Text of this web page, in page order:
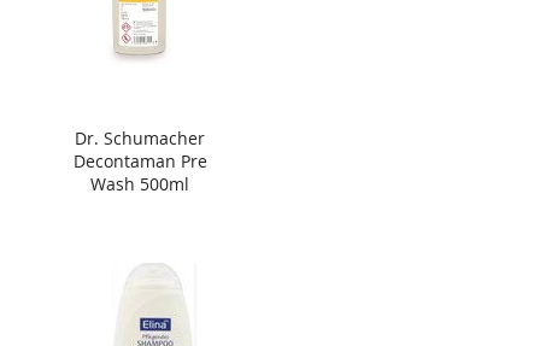
Dr. Schumacher
Decontaman Pre
Wash 500ml